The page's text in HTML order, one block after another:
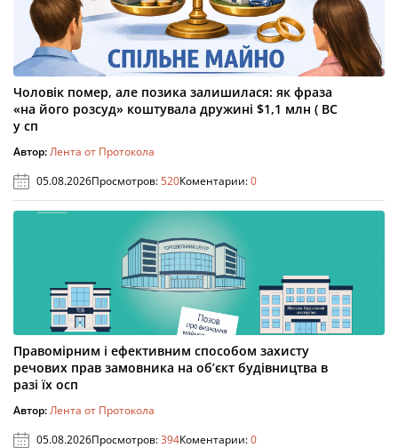
Чоловік помер, але позика залишилася: як фраза
«на його розсуд» коштувала дружині $1,1 млн ( ВС
у сп
Автор:Лента от Протокола
05.08.2026Просмотров:520Коментарии:0
Правомірним і ефективним способом захисту
речових прав замовника на об’єкт будівництва в
разі їх осп
Автор:Лента от Протокола
05.08.2026Просмотров:394Коментарии:0